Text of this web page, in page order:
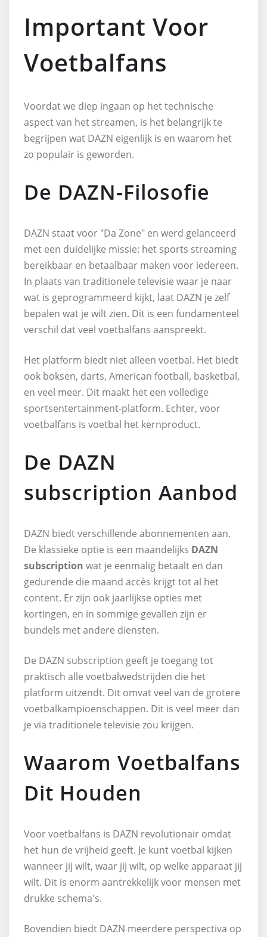
Important Voor
Voetbalfans
Voordat we diep ingaan op het technische
aspect van het streamen, is het belangrijk te
begrijpen wat DAZN eigenlijk is en waarom het
zo populair is geworden.
De DAZN-Filosofie
DAZN staat voor "Da Zone" en werd gelanceerd
met een duidelijke missie: het sports streaming
bereikbaar en betaalbaar maken voor iedereen.
In plaats van traditionele televisie waar je naar
wat is geprogrammeerd kijkt, laat DAZN je zelf
bepalen wat je wilt zien. Dit is een fundamenteel
verschil dat veel voetbalfans aanspreekt.
Het platform biedt niet alleen voetbal. Het biedt
ook boksen, darts, American football, basketbal,
en veel meer. Dit maakt het een volledige
sportsentertainment-platform. Echter, voor
voetbalfans is voetbal het kernproduct.
De DAZN
subscription Aanbod
DAZN biedt verschillende abonnementen aan.
De klassieke optie is een maandelijks DAZN
subscription wat je eenmalig betaalt en dan
gedurende die maand accès krijgt tot al het
content. Er zijn ook jaarlijkse opties met
kortingen, en in sommige gevallen zijn er
bundels met andere diensten.
De DAZN subscription geeft je toegang tot
praktisch alle voetbalwedstrijden die het
platform uitzendt. Dit omvat veel van de grotere
voetbalkampioenschappen. Dit is veel meer dan
je via traditionele televisie zou krijgen.
Waarom Voetbalfans
Dit Houden
Voor voetbalfans is DAZN revolutionair omdat
het hun de vrijheid geeft. Je kunt voetbal kijken
wanneer jij wilt, waar jij wilt, op welke apparaat jij
wilt. Dit is enorm aantrekkelijk voor mensen met
drukke schema's.
Bovendien biedt DAZN meerdere perspectiva op